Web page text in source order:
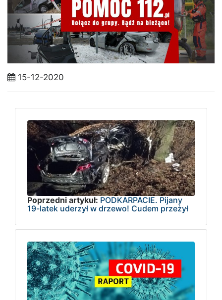
15-12-2020
Poprzedni artykuł: PODKARPACIE. Pijany
19-latek uderzył w drzewo! Cudem przeżył